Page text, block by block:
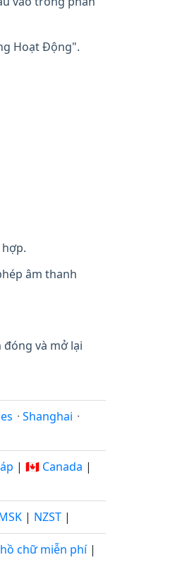
Hoạt Động".
âm thanh
và mở lại
· Shanghai ·
| 🇨🇦 Canada |
| NZST |
chữ miễn phí|